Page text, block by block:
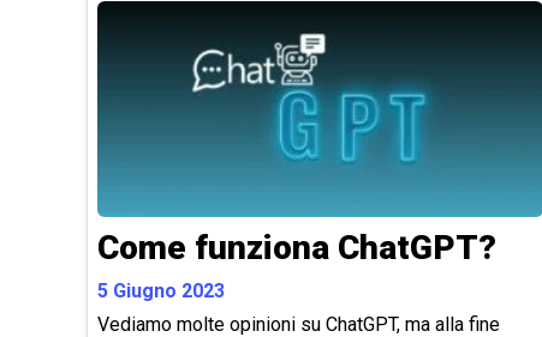
Come funziona ChatGPT?
5 Giugno 2023
Vediamo molte opinioni su ChatGPT, ma alla fine